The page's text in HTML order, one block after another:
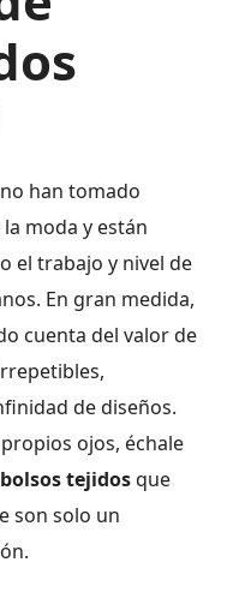
han tomado
moda y están
el trabajo y nivel de
En gran medida,
cuenta del valor de
de diseños.
ojos, échale
tejidosque
son solo un